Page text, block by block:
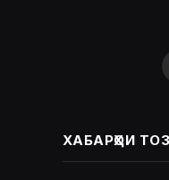
ХАБАРҲОИ